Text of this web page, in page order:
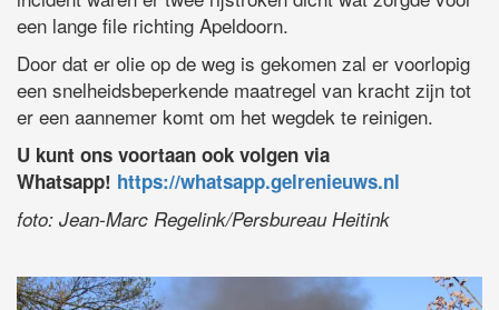
een lange file richting Apeldoorn.
Door dat er olie op de weg is gekomen zal er voorlopig
een snelheidsbeperkende maatregel van kracht zijn tot
er een aannemer komt om het wegdek te reinigen.
U kunt ons voortaan ook volgen via
Whatsapp! https://whatsapp.gelrenieuws.nl
foto: Jean-Marc Regelink/Persbureau Heitink